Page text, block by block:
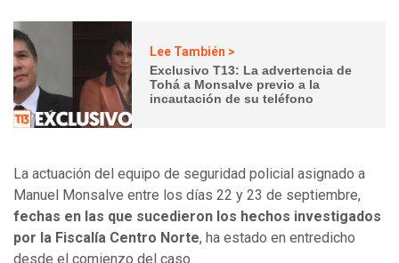
Lee También >
Exclusivo T13: La advertencia de
Tohá a Monsalve previo a la
incautación de su teléfono
La actuación del equipo de seguridad policial asignado a
Manuel Monsalve entre los días 22 y 23 de septiembre,
fechas en las que sucedieron los hechos investigados
por la Fiscalía Centro Norte, ha estado en entredicho
desde el comienzo del caso.